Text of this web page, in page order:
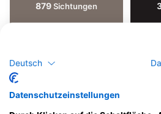
879Sichtungen
J F M A M F
Mehr Tiere
Deutsch
Datenschutzeinstellungen